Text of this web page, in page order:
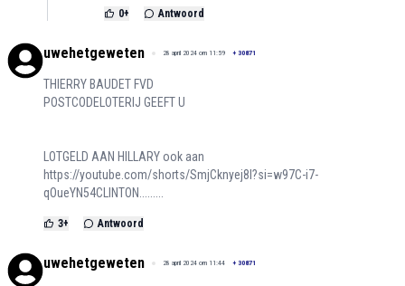
0+ Antwoord
uwehetgeweten 28 april 2024 om 11:59 + 30871
THIERRY BAUDET FVD
POSTCODELOTERIJ GEEFT U
LOTGELD AAN HILLARY ook aan
https://youtube.com/shorts/SmjCknyej8I?si=w97C-i7-
qOueYN54CLINTON.........
3+ Antwoord
uwehetgeweten 28 april 2024 om 11:44 + 30871